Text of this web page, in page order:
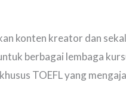
konten kreator dan
berbagai lembaga
TOEFL yang